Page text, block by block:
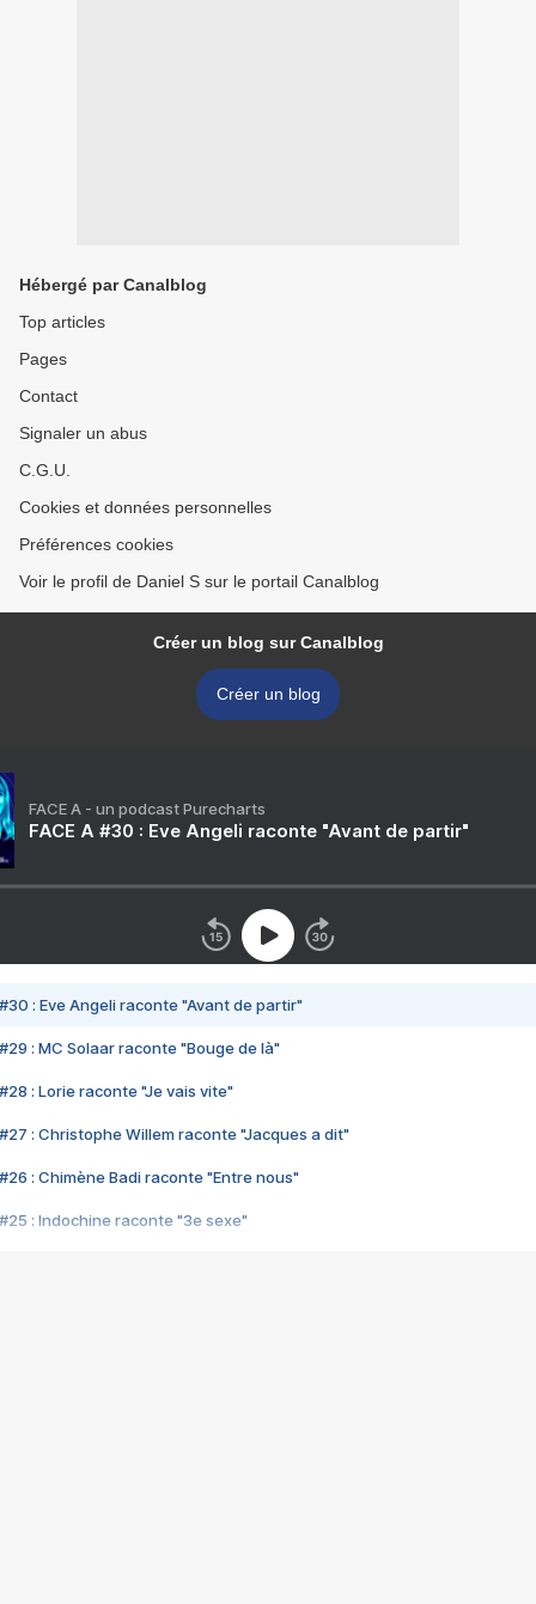
Hébergé par Canalblog
Top articles
Pages
Contact
Signaler un abus
C.G.U.
Cookies et données personnelles
Préférences cookies
Voir le profil de Daniel S sur le portail Canalblog
Créer un blog sur Canalblog
Créer un blog
FACE A - un podcast Purecharts
FACE A #30 : Eve Angeli raconte "Avant de partir"
#30 : Eve Angeli raconte "Avant de partir"
#29 : MC Solaar raconte "Bouge de là"
#28 : Lorie raconte "Je vais vite"
#27 : Christophe Willem raconte "Jacques a dit"
#26 : Chimène Badi raconte "Entre nous"
#25 : Indochine raconte "3e sexe"